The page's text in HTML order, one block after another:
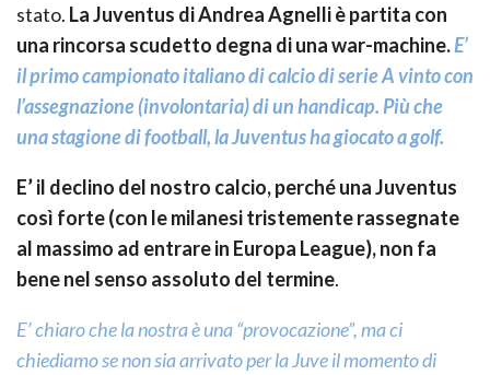
stato. La Juventus di Andrea Agnelli è partita con
una rincorsa scudetto degna di una war-machine.E’
il primo campionato italiano di calcio di serie A vinto con
l’assegnazione (involontaria) di un handicap. Più che
una stagione di football, la Juventus ha giocato a golf.
E’ il declino del nostro calcio, perché una Juventus
così forte (con le milanesi tristemente rassegnate
al massimo ad entrare in Europa League), non fa
bene nel senso assoluto del termine.
E’ chiaro che la nostra è una “provocazione”, ma ci
chiediamo se non sia arrivato per la Juve il momento di